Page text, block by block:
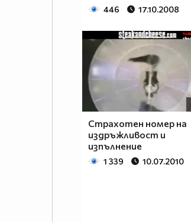
446 17.10.2008
Страхотен номер на
издръжливост и
изпълнение
1 339 10.07.2010